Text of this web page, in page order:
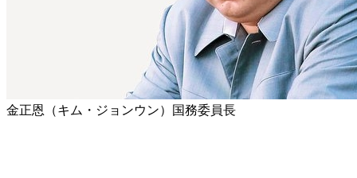
金正恩（キム・ジョンウン）国務委員長